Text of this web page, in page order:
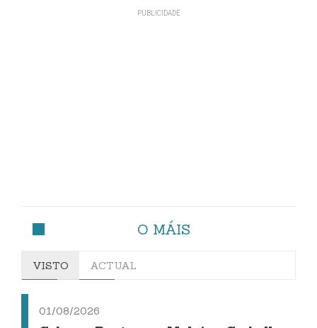
O MÁIS
VISTO ACTUAL
01/08/2026